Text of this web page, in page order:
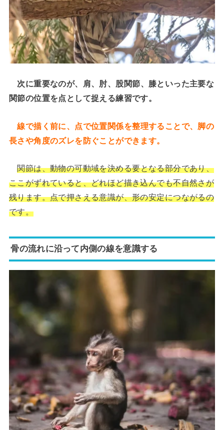
次に重要なのが、肩、肘、股関節、膝といった主要な
関節の位置を点として捉える練習です。
線で描く前に、点で位置関係を整理することで、脚の
長さや角度のズレを防ぐことができます。
関節は、動物の可動域を決める要となる部分であり、
ここがずれていると、どれほど描き込んでも不自然さが
残ります。点で押さえる意識が、形の安定につながるの
です。
骨の流れに沿って内側の線を意識する